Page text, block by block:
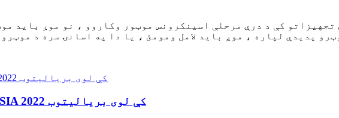
کې د درې مرحلې اسینکرونس موټور وکاروو ، نو موږ باید
پدیدې لپاره ، موږ باید لامل ومومئ ، یا دا په اسانۍ سره د موټرو
Motai په ECWA EXPO RUSSIA 2022 کې لوی بریالیتوب